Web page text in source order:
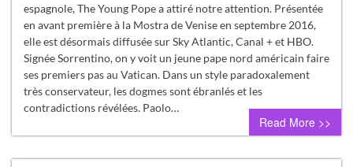
espagnole, The Young Pope a attiré notre attention. Présentée
en avant première à la Mostra de Venise en septembre 2016,
elle est désormais diffusée sur Sky Atlantic, Canal + et HBO.
Signée Sorrentino, on y voit un jeune pape nord américain faire
ses premiers pas au Vatican. Dans un style paradoxalement
très conservateur, les dogmes sont ébranlés et les
contradictions révélées. Paolo…
Read More >>